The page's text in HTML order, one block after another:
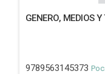
GENERO, MEDIOS
9789563145373